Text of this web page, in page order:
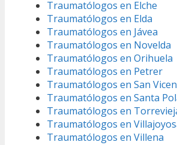
Traumatólogos en Elche
Traumatólogos en Elda
Traumatólogos en Jávea
Traumatólogos en Novelda
Traumatólogos en Orihuela
Traumatólogos en Petrer
Traumatólogos en San
Traumatólogos en Santa
Traumatólogos en
Traumatólogos en
Traumatólogos en Villena